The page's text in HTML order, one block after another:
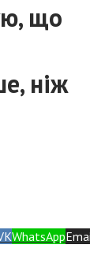
що
ніж
WhatsApp